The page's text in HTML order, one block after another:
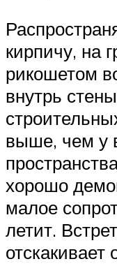
кирпичу, на
рикошетом
внутрь
выше, чем у
хорошо
малое
летит.
отскакивает